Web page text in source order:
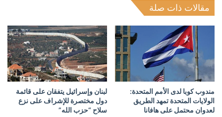
مقالات ذات صلة
مندوب كوبا لدى الأمم المتحدة:
الولايات المتحدة تمهد الطريق
لعدوان محتمل على هافانا
لبنان وإسرائيل يتفقان على قائمة
دول مختصرة للإشراف على نزع
سلاح “حزب الله”